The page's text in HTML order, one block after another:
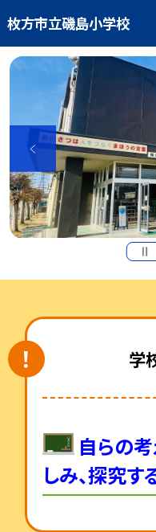
枚方市立磯島小学校
学
自らの
しみ、探究